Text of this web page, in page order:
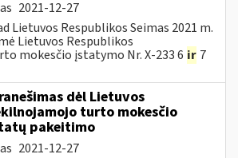
2021-12-27
Lietuvos Respublikos Seimas 2021 m.
Lietuvos Respublikos
mokesčio įstatymo Nr. X-233 6 ir 7
dėl Lietuvos
turto mokesčio
pakeitimo
2021-12-27